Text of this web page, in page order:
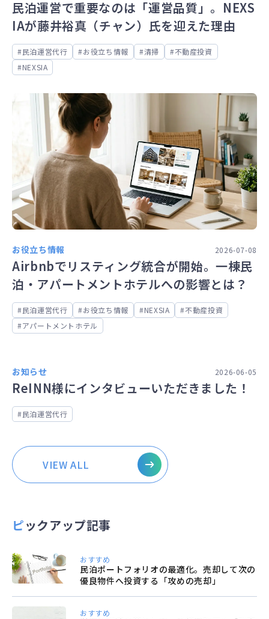
民泊運営で重要なのは「運営品質」。NEXS
IAが藤井裕真（チャン）氏を迎えた理由
民泊運営代行 お役立ち情報 清掃
不動産投資
NEXSIA
お役立ち情報 2026-07-08
Airbnbでリスティング統合が開始。一棟民
泊・アパートメントホテルへの影響とは？
民泊運営代行 お役立ち情報 NEXSIA
不動産投資
アパートメントホテル
お知らせ 2026-06-05
ReINN様にインタビューいただきました！
民泊運営代行
VIEW ALL
ピックアップ記事
おすすめ
民泊ポートフォリオの最適化。売却して次の
優良物件へ投資する「攻めの売却」
おすすめ